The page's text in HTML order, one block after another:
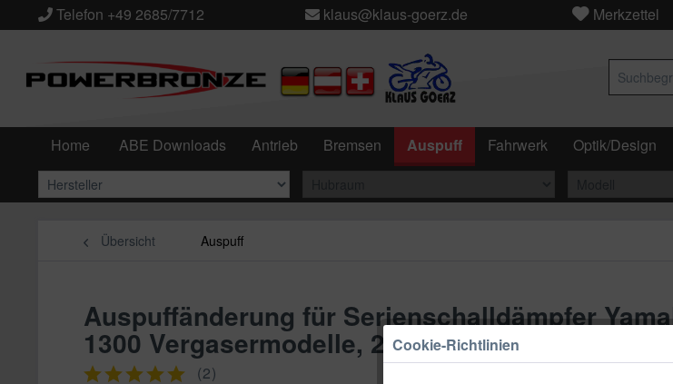
Telefon +49 2685/7712 klaus@klaus-goerz.de Merkzettel
Home ABE Downloads Antrieb Bremsen Auspuff Fahrwerk Optik/Design
Übersicht Auspuff
Auspuffänderung für Serienschalldämpfer
1300 Vergasermodelle, 28mm innen
(2)
Cookie-Richtlinien